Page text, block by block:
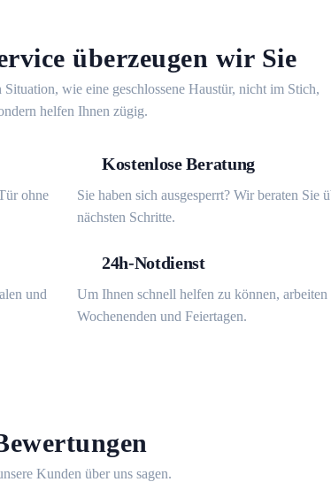
überzeugen wir Sie
Situation, wie eine geschlossene Haustür, nicht im Stich,
helfen Ihnen zügig.
ohne
Kostenlose Beratung
Sie haben sich ausgesperrt? Wir beraten Sie
nächsten Schritte.
und
24h-Notdienst
Um Ihnen schnell helfen zu können,
Wochenenden und Feiertagen.
Kunden über uns sagen.